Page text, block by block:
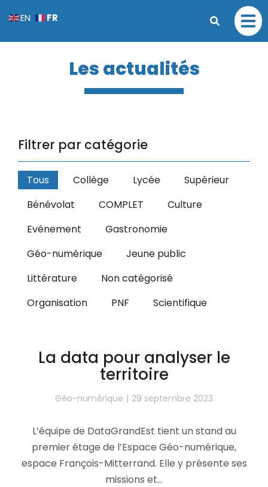
Les actualités
Filtrer par catégorie
Tous Collège Lycée
Supérieur
Bénévolat
COMPLET
Culture
Evénement
Gastronomie
Géo-numérique
Jeune public
Littérature
Non catégorisé
Organisation
PNF Scientifique
La data pour analyser le
territoire
Géo-numérique 29 septembre 2023
L’équipe de DataGrandEst tient un stand au
premier étage de l’Espace Géo-numérique,
espace François-Mitterrand. Elle y présente ses
missions et…
EN FR